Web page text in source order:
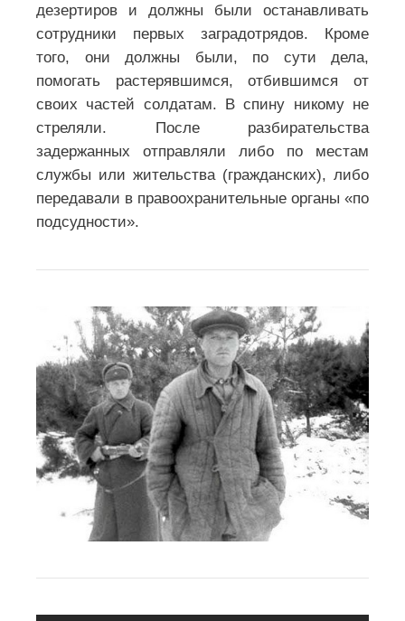
дезертиров и должны были останавливать
сотрудники первых заградотрядов. Кроме
того, они должны были, по сути дела,
помогать растерявшимся, отбившимся от
своих частей солдатам. В спину никому не
стреляли. После разбирательства
задержанных отправляли либо по местам
службы или жительства (гражданских), либо
передавали в правоохранительные органы «по
подсудности».